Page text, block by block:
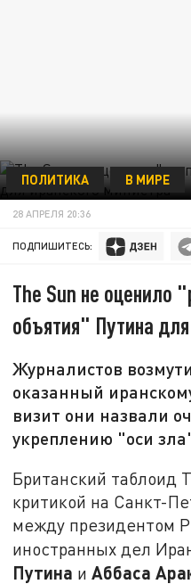
ПОЛИТИКА В МИРЕ
28 АПРЕЛЯ 20:36
ПОДПИШИТЕСЬ:
The Sun не оценило
объятия" Путина
Журналистов
оказанный
визит они назвали
укреплению "оси
Британский таблоид
критикой на Санкт-
между президентом
иностранных дел
Путина иАббаса